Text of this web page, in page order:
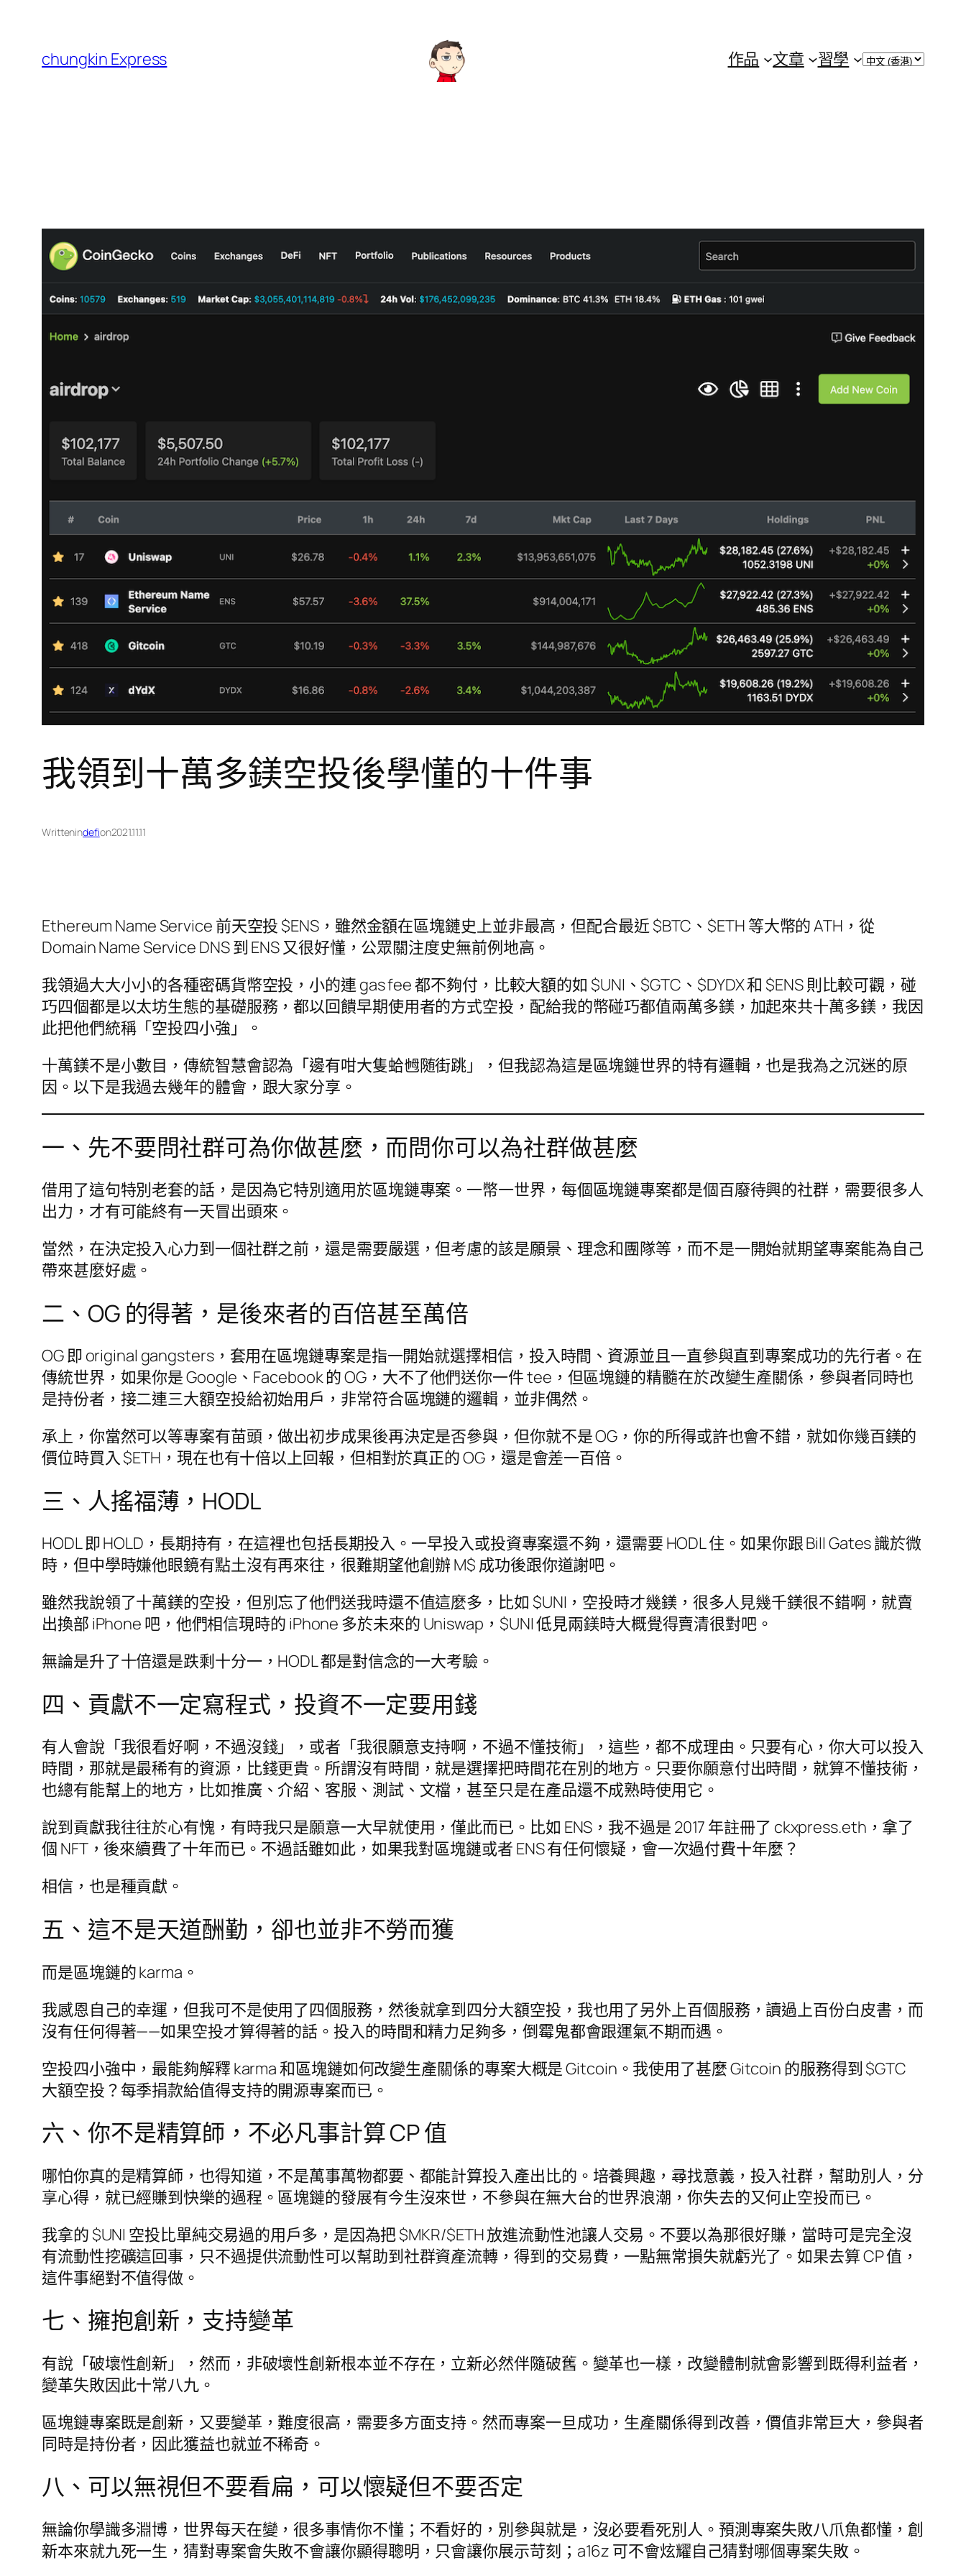
chungkin Express 作品 文章 習學
Choose
我領到十萬多鎂空投後學懂的十件事
Writtenindefion2021.11.11
Ethereum Name Service 前天空投 $ENS，雖然金額在區塊鏈史上並非最高，但配合最近 $BTC、$ETH 等大幣的 ATH，從
Domain Name Service DNS 到 ENS 又很好懂，公眾關注度史無前例地高。
我領過大大小小的各種密碼貨幣空投，小的連 gas fee 都不夠付，比較大額的如 $UNI、$GTC、$DYDX 和 $ENS 則比較可觀，碰
巧四個都是以太坊生態的基礎服務，都以回饋早期使用者的方式空投，配給我的幣碰巧都值兩萬多鎂，加起來共十萬多鎂，我因
此把他們統稱「空投四小強」。
十萬鎂不是小數目，傳統智慧會認為「邊有咁大隻蛤乸随街跳」，但我認為這是區塊鏈世界的特有邏輯，也是我為之沉迷的原
因。以下是我過去幾年的體會，跟大家分享。
一、先不要問社群可為你做甚麼，而問你可以為社群做甚麼
借用了這句特別老套的話，是因為它特別適用於區塊鏈專案。一幣一世界，每個區塊鏈專案都是個百廢待興的社群，需要很多人
出力，才有可能終有一天冒出頭來。
當然，在決定投入心力到一個社群之前，還是需要嚴選，但考慮的該是願景、理念和團隊等，而不是一開始就期望專案能為自己
帶來甚麼好處。
二、OG 的得著，是後來者的百倍甚至萬倍
OG 即 original gangsters，套用在區塊鏈專案是指一開始就選擇相信，投入時間、資源並且一直參與直到專案成功的先行者。在
傳統世界，如果你是 Google、Facebook 的 OG，大不了他們送你一件 tee，但區塊鏈的精髓在於改變生產關係，參與者同時也
是持份者，接二連三大額空投給初始用戶，非常符合區塊鏈的邏輯，並非偶然。
承上，你當然可以等專案有苗頭，做出初步成果後再決定是否參與，但你就不是 OG，你的所得或許也會不錯，就如你幾百鎂的
價位時買入 $ETH，現在也有十倍以上回報，但相對於真正的 OG，還是會差一百倍。
三、人搖福薄，HODL
HODL 即 HOLD，長期持有，在這裡也包括長期投入。一早投入或投資專案還不夠，還需要 HODL 住。如果你跟 Bill Gates 識於微
時，但中學時嫌他眼鏡有點土沒有再來往，很難期望他創辦 M$ 成功後跟你道謝吧。
雖然我說領了十萬鎂的空投，但別忘了他們送我時還不值這麼多，比如 $UNI，空投時才幾鎂，很多人見幾千鎂很不錯啊，就賣
出換部 iPhone 吧，他們相信現時的 iPhone 多於未來的 Uniswap，$UNI 低見兩鎂時大概覺得賣清很對吧。
無論是升了十倍還是跌剩十分一，HODL 都是對信念的一大考驗。
四、貢獻不一定寫程式，投資不一定要用錢
有人會說「我很看好啊，不過沒錢」，或者「我很願意支持啊，不過不懂技術」，這些，都不成理由。只要有心，你大可以投入
時間，那就是最稀有的資源，比錢更貴。所謂沒有時間，就是選擇把時間花在別的地方。只要你願意付出時間，就算不懂技術，
也總有能幫上的地方，比如推廣、介紹、客服、測試、文檔，甚至只是在產品還不成熟時使用它。
說到貢獻我往往於心有愧，有時我只是願意一大早就使用，僅此而已。比如 ENS，我不過是 2017 年註冊了 ckxpress.eth，拿了
個 NFT，後來續費了十年而已。不過話雖如此，如果我對區塊鏈或者 ENS 有任何懷疑，會一次過付費十年麼？
相信，也是種貢獻。
五、這不是天道酬勤，卻也並非不勞而獲
而是區塊鏈的 karma。
我感恩自己的幸運，但我可不是使用了四個服務，然後就拿到四分大額空投，我也用了另外上百個服務，讀過上百份白皮書，而
沒有任何得著——如果空投才算得著的話。投入的時間和精力足夠多，倒霉鬼都會跟運氣不期而遇。
空投四小強中，最能夠解釋 karma 和區塊鏈如何改變生產關係的專案大概是 Gitcoin。我使用了甚麼 Gitcoin 的服務得到 $GTC
大額空投？每季捐款給值得支持的開源專案而已。
六、你不是精算師，不必凡事計算 CP 值
哪怕你真的是精算師，也得知道，不是萬事萬物都要、都能計算投入產出比的。培養興趣，尋找意義，投入社群，幫助別人，分
享心得，就已經賺到快樂的過程。區塊鏈的發展有今生沒來世，不參與在無大台的世界浪潮，你失去的又何止空投而已。
我拿的 $UNI 空投比單純交易過的用戶多，是因為把 $MKR/$ETH 放進流動性池讓人交易。不要以為那很好賺，當時可是完全沒
有流動性挖礦這回事，只不過提供流動性可以幫助到社群資產流轉，得到的交易費，一點無常損失就虧光了。如果去算 CP 值，
這件事絕對不值得做。
七、擁抱創新，支持變革
有說「破壞性創新」，然而，非破壞性創新根本並不存在，立新必然伴隨破舊。變革也一樣，改變體制就會影響到既得利益者，
變革失敗因此十常八九。
區塊鏈專案既是創新，又要變革，難度很高，需要多方面支持。然而專案一旦成功，生產關係得到改善，價值非常巨大，參與者
同時是持份者，因此獲益也就並不稀奇。
八、可以無視但不要看扁，可以懷疑但不要否定
無論你學識多淵博，世界每天在變，很多事情你不懂；不看好的，別參與就是，沒必要看死別人。預測專案失敗八爪魚都懂，創
新本來就九死一生，猜對專案會失敗不會讓你顯得聰明，只會讓你展示苛刻；a16z 可不會炫耀自己猜對哪個專案失敗。